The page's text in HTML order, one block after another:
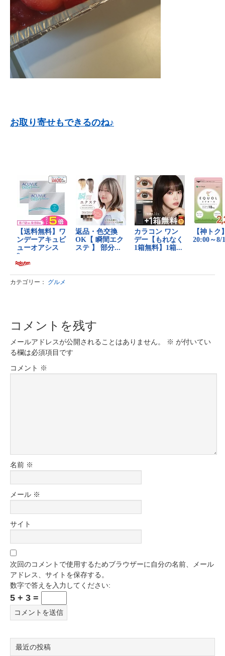
お取り寄せもできるのね♪
カテゴリー： グルメ
コメントを残す
メールアドレスが公開されることはありません。 ※ が付いてい
る欄は必須項目です
コメント ※
名前 ※
メール ※
サイト
次回のコメントで使用するためブラウザーに自分の名前、メール
アドレス、サイトを保存する。
数字で答えを入力してください:
5 + 3 =
最近の投稿